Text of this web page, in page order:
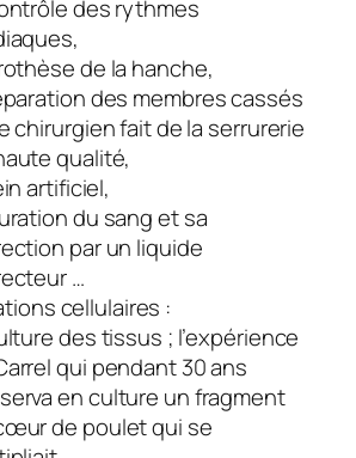
des rythmes
de la hanche,
des membres cassés
chirurgien fait de la serrurerie
qualité,
artificiel,
du sang et sa
par un liquide
…
cellulaires :
des tissus ; l’expérience
qui pendant 30 ans
en culture un fragment
de poulet qui se